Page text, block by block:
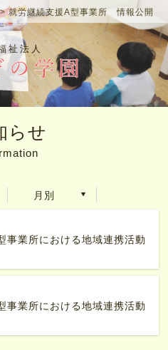
祉法人
就労継続支援A型事業所 情報公開
らせ
月別
業所における地域連携活動
業所における地域連携活動